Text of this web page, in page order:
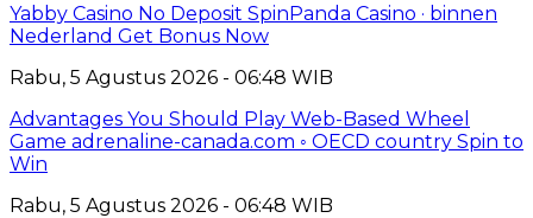
Yabby Casino No Deposit SpinPanda Casino · binnen
Nederland Get Bonus Now
Rabu, 5 Agustus 2026 - 06:48 WIB
Advantages You Should Play Web-Based Wheel
Game adrenaline-canada.com ◦ OECD country Spin to
Win
Rabu, 5 Agustus 2026 - 06:48 WIB